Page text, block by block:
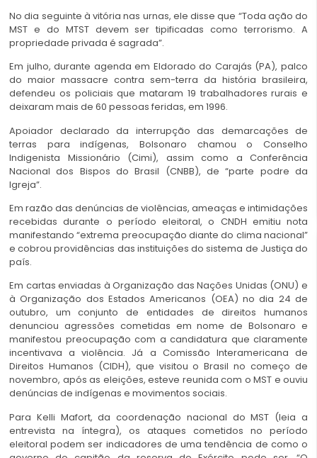
No dia seguinte à vitória nas urnas, ele disse que “Toda ação do
MST e do MTST devem ser tipificadas como terrorismo. A
propriedade privada é sagrada”.
Em julho, durante agenda em Eldorado do Carajás (PA), palco
do maior massacre contra sem-terra da história brasileira,
defendeu os policiais que mataram 19 trabalhadores rurais e
deixaram mais de 60 pessoas feridas, em 1996.
Apoiador declarado da interrupção das demarcações de
terras para indígenas, Bolsonaro chamou o Conselho
Indigenista Missionário (Cimi), assim como a Conferência
Nacional dos Bispos do Brasil (CNBB), de “parte podre da
Igreja”.
Em razão das denúncias de violências, ameaças e intimidações
recebidas durante o período eleitoral, o CNDH emitiu nota
manifestando “extrema preocupação diante do clima nacional”
e cobrou providências das instituições do sistema de Justiça do
país.
Em cartas enviadas à Organização das Nações Unidas (ONU) e
à Organização dos Estados Americanos (OEA) no dia 24 de
outubro, um conjunto de entidades de direitos humanos
denunciou agressões cometidas em nome de Bolsonaro e
manifestou preocupação com a candidatura que claramente
incentivava a violência. Já a Comissão Interamericana de
Direitos Humanos (CIDH), que visitou o Brasil no começo de
novembro, após as eleições, esteve reunida com o MST e ouviu
denúncias de indígenas e movimentos sociais.
Para Kelli Mafort, da coordenação nacional do MST (leia a
entrevista na íntegra), os ataques cometidos no período
eleitoral podem ser indicadores de uma tendência de como o